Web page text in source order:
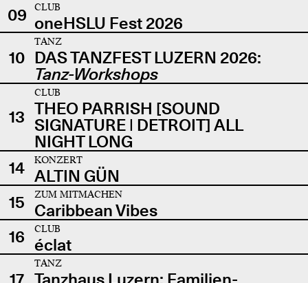
09
CLUB
oneHSLU Fest 2026
10
TANZ
DAS TANZFEST LUZERN 2026:
Tanz-Workshops
13
CLUB
THEO PARRISH [SOUND
SIGNATURE | DETROIT] ALL
NIGHT LONG
14
KONZERT
ALTIN GÜN
15
ZUM MITMACHEN
Caribbean Vibes
16
CLUB
éclat
TANZ